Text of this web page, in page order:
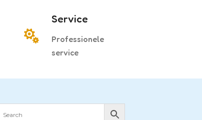

Service
Professionele
service